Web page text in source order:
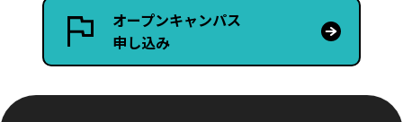
オープンキャンパス
申し込み